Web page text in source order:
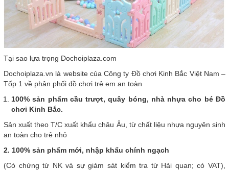
Tại sao lựa trọng Dochoiplaza.com
Dochoiplaza.vn là website của Công ty Đồ chơi Kinh Bắc Việt Nam –
Tốp 1 về phân phối đồ chơi trẻ em an toàn
100% sản phẩm cầu trượt, quây bóng, nhà nhựa cho bé Đồ
chơi Kinh Bắc.
Sản xuất theo T/C xuất khẩu châu Âu, từ chất liệu nhựa nguyên sinh
an toàn cho trẻ nhỏ
2. 100% sản phẩm mới, nhập khẩu chính ngạch
(Có chứng từ NK và sự giám sát kiểm tra từ Hải quan; có VAT),